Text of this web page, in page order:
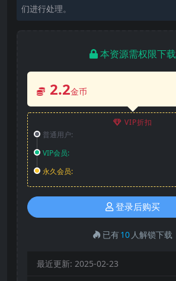
们进行处理。
本资源需权限下载
2.2金币
VIP折扣
普通用户:
VIP会员:
永久会员:
登录后购买
已有10 人解锁下载
最近更新: 2025-02-23